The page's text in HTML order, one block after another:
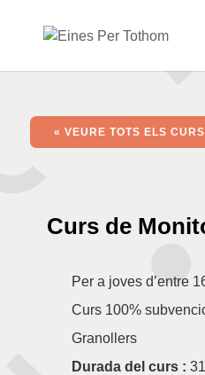
« VEURE TOTS ELS
Curs de
Per a joves d’entre
Curs 100%
Granollers
Durada del curs :